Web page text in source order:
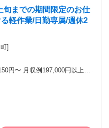
旬までの期間限定のお仕
軽作業/日勤専属/週休2
]
円〜 月収例197,000円以上可